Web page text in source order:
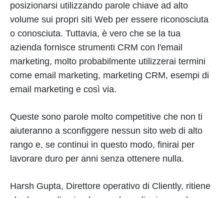
posizionarsi utilizzando parole chiave ad alto
volume sui propri siti Web per essere riconosciuta
o conosciuta. Tuttavia, è vero che se la tua
azienda fornisce strumenti CRM con l'email
marketing, molto probabilmente utilizzerai termini
come email marketing, marketing CRM, esempi di
email marketing e così via.
Queste sono parole molto competitive che non ti
aiuteranno a sconfiggere nessun sito web di alto
rango e, se continui in questo modo, finirai per
lavorare duro per anni senza ottenere nulla.
Harsh Gupta, Direttore operativo di Cliently, ritiene